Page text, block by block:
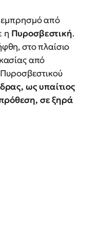
εμπρησμό από
η Πυροσβεστική.
στο πλαίσιο
από
ως υπαίτιος
σε ξηρά